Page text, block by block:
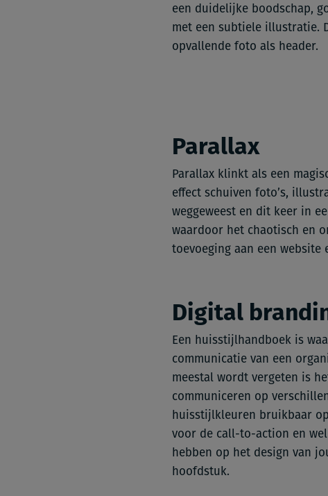
een duidelijke boodschap,
met een subtiele illustratie.
opvallende foto als header.
Parallax
Parallax klinkt als een
effect schuiven foto’s,
weggeweest en dit keer in
waardoor het chaotisch en
toevoeging aan een website
Digital
Een huisstijlhandboek is
communicatie van een
meestal wordt vergeten is
communiceren op
huisstijlkleuren bruikbaar
voor de call-to-action en
hebben op het design van
hoofdstuk.